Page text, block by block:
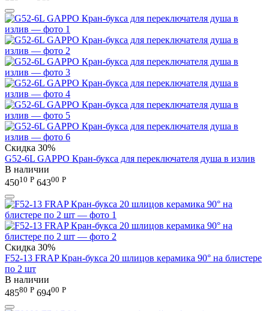
Скидка 30%
G52-6L GAPPO Кран-букса для переключателя душа в излив
В наличии
45010 Р 64300 Р
Скидка 30%
F52-13 FRAP Кран-букса 20 шлицов керамика 90° на блистере
по 2 шт
В наличии
48580 Р 69400 Р